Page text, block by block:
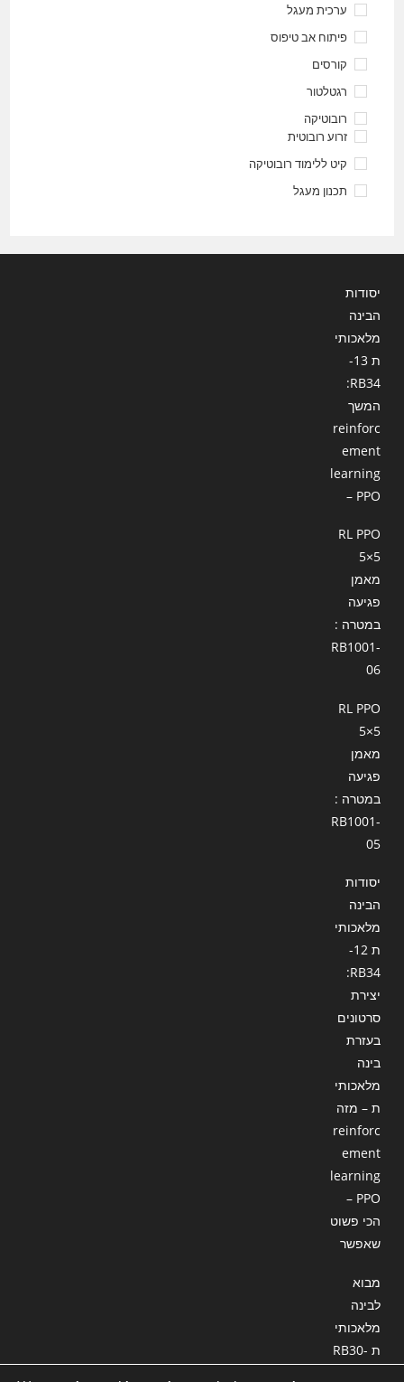
ערכית מעגל
פיתוח אב טיפוס
קורסים
רגטלטור
רובוטיקה
זרוע רובוטית
קיט ללימוד רובוטיקה
תכנון מעגל
יסודות
הבינה
מלאכותי
ת 13-
RB34:
המשך
reinforc
ement
learning
– PPO
RL PPO
5×5
מאמן
פגיעה
במטרה :
RB1001-
06
RL PPO
5×5
מאמן
פגיעה
במטרה :
RB1001-
05
יסודות
הבינה
מלאכותי
ת 12-
RB34:
יצירת
סרטונים
בעזרת
בינה
מלאכותי
ת – מזה
reinforc
ement
learning
– PPO
הכי פשוט
שאפשר
מבוא
לבינה
מלאכותי
ת RB30-